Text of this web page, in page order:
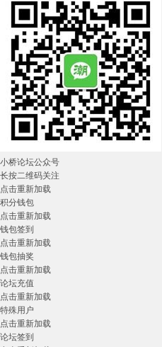
小桥论坛公众号
长按二维码关注
点击重新加载
积分钱包
点击重新加载
钱包签到
点击重新加载
钱包抽奖
点击重新加载
论坛充值
点击重新加载
特殊用户
点击重新加载
论坛签到